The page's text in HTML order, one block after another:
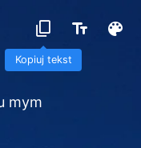
Kopiuj tekst
mym